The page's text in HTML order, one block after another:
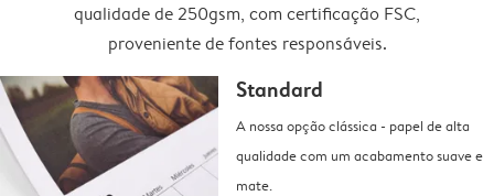
qualidade de 250gsm, com certificação FSC,
proveniente de fontes responsáveis.
Standard
A nossa opção clássica - papel de alta
qualidade com um acabamento suave e
mate.